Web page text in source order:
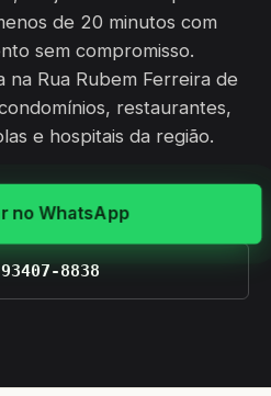
de 20 minutos com
sem compromisso.
na Rua Rubem Ferreira de
restaurantes,
e hospitais da região.
no WhatsApp
8838